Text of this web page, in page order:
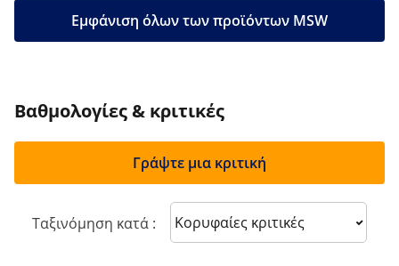
Εμφάνιση όλων των προϊόντων MSW
Βαθμολογίες & κριτικές
Γράψτε μια κριτική
Ταξινόμηση κατά : Sort reviews